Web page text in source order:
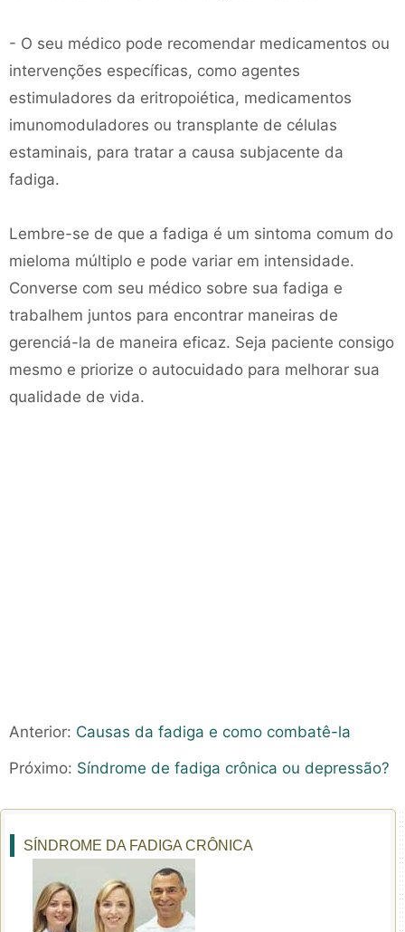
- O seu médico pode recomendar medicamentos ou
intervenções específicas, como agentes
estimuladores da eritropoiética, medicamentos
imunomoduladores ou transplante de células
estaminais, para tratar a causa subjacente da
fadiga.
Lembre-se de que a fadiga é um sintoma comum do
mieloma múltiplo e pode variar em intensidade.
Converse com seu médico sobre sua fadiga e
trabalhem juntos para encontrar maneiras de
gerenciá-la de maneira eficaz. Seja paciente consigo
mesmo e priorize o autocuidado para melhorar sua
qualidade de vida.
Anterior: Causas da fadiga e como combatê-la
Próximo: Síndrome de fadiga crônica ou depressão?
SÍNDROME DA FADIGA CRÔNICA